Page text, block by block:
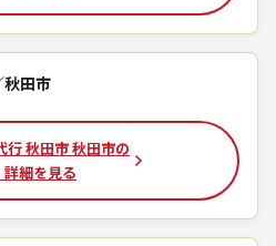
秋田市
行 秋田市 秋田市の
細を見る